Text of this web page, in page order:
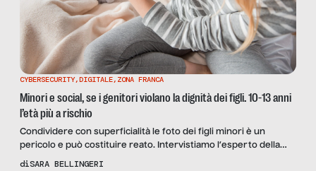
CYBERSECURITY,DIGITALE, ZONA FRANCA
Minori e social, se i genitori violano la dignità dei figli. 10-13 anni
l’età più a rischio
Condividere con superficialità le foto dei figli minori è un
pericolo e può costituire reato. Intervistiamo l’esperto della
Polizia Postale Rocco Nardulli: “Postare certe foto è follia, la
diSARA BELLINGERI